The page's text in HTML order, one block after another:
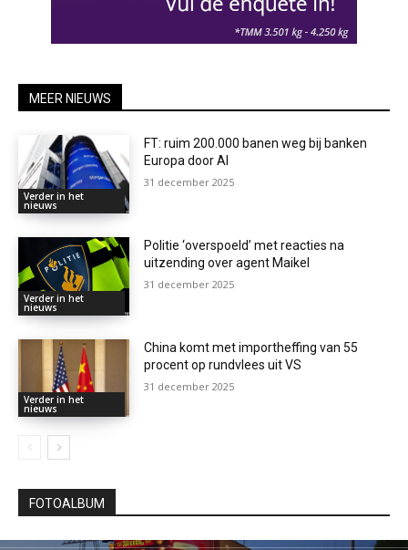
MEER NIEUWS
Verder in het
nieuws
FT: ruim 200.000 banen weg bij banken
Europa door AI
31 december 2025
Verder in het
nieuws
Politie ‘overspoeld’ met reacties na
uitzending over agent Maikel
31 december 2025
Verder in het
nieuws
China komt met importheffing van 55
procent op rundvlees uit VS
31 december 2025
FOTOALBUM